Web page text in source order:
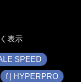
表示
SPEED
f | HYPERPRO